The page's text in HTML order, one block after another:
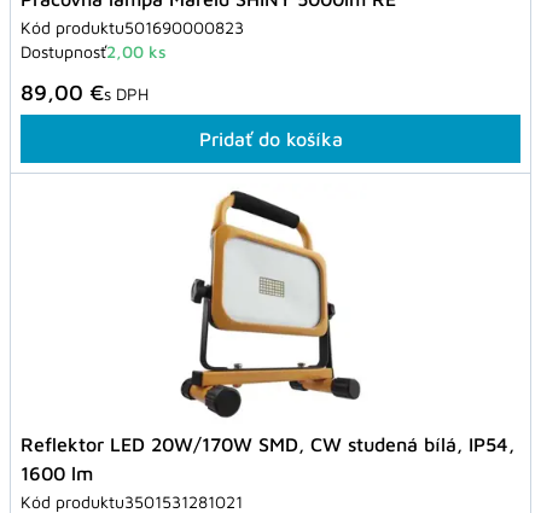
Kód produktu501690000823
Dostupnosť2,00 ks
89,00 €s DPH
Pridať do košíka
Reflektor LED 20W/170W SMD, CW studená bílá, IP54,
1600 lm
Kód produktu3501531281021